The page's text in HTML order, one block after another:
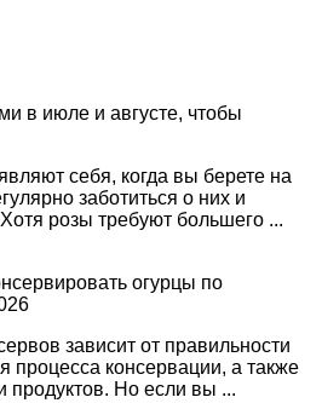
в июле и августе, чтобы
себя, когда вы берете на
заботиться о них и
розы требуют большего ...
огурцы по
зависит от правильности
процесса консервации, а также
продуктов. Но если вы ...